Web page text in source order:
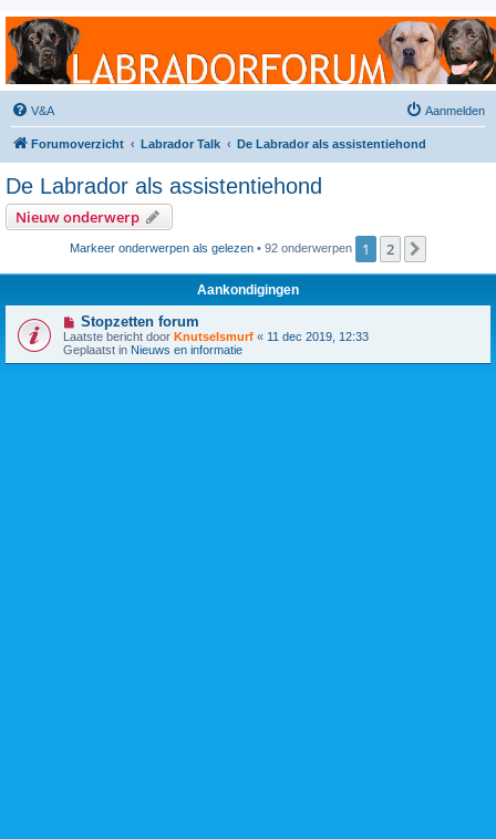
Labradorforum
Het gezelligste Labradorforum van Nederland en België!
V&A Aanmelden
Forumoverzicht Labrador Talk De Labrador als assistentiehond
De Labrador als assistentiehond
Nieuw onderwerp
Markeer onderwerpen als gelezen • 92 onderwerpen 1 2
Aankondigingen
Stopzetten forum
Laatste bericht door Knutselsmurf « 11 dec 2019, 12:33
Geplaatst in Nieuws en informatie